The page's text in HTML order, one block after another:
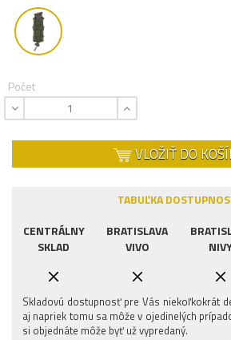
Počet
VLOŽIŤ DO
TABUĽKA
CENTRÁLNY
SKLAD
BRATISLAVA
VIVO
Skladovú dostupnosť pre Vás niekoľkokrát
aj napriek tomu sa môže v ojedinelých
si objednáte môže byť už vypredaný.